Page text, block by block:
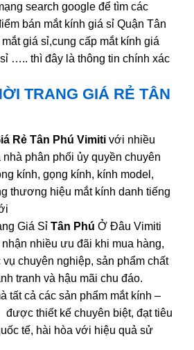
search google để tìm các
bán mắt kính giá sỉ Quận Tân
giá sỉ,cung cấp mắt kính giá
….. thì đây là thông tin chính xác
TRANG GIÁ RẺ TÂN
Rẻ Tân Phú Vimiti với nhiều
phân phối ủy quyền chuyên
kính, gọng kính, kính model,
thương hiệu mắt kính danh tiếng
Giá Sỉ Tân Phú Ở Đâu Vimiti
nhiều ưu đãi khi mua hàng,
chuyên nghiệp, sản phẩm chất
tranh và hậu mãi chu đáo.
tất cả các sản phẩm mắt kính –
thiết kế chuyên biệt, đạt tiêu
tế, hài hòa với hiệu quả sử